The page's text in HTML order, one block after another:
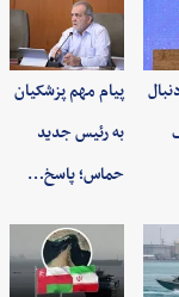
پیام مهم پزشکیان
به رئیس جدید
حماس؛ پاسخ…